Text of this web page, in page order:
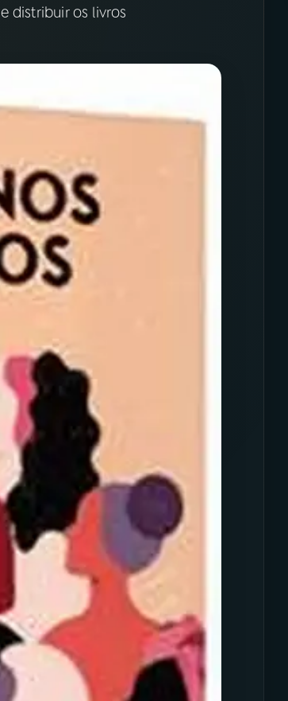
distribuir os livros